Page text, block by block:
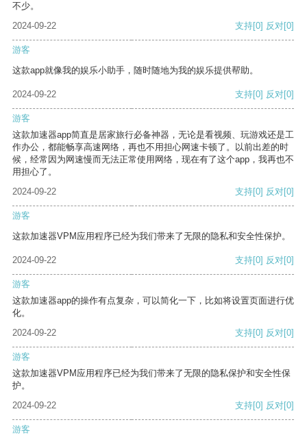
不少。
2024-09-22
支持[0] 反对[0]
游客
这款app就像我的娱乐小助手，随时随地为我的娱乐提供帮助。
2024-09-22 支持[0] 反对[0]
游客
这款加速器app简直是居家旅行必备神器，无论是看视频、玩游戏还是工
作办公，都能畅享高速网络，再也不用担心网速卡顿了。以前出差的时
候，经常因为网速慢而无法正常使用网络，现在有了这个app，我再也不
用担心了。
2024-09-22
支持[0] 反对[0]
游客
这款加速器VPM应用程序已经为我们带来了无限的隐私和安全性保护。
2024-09-22 支持[0] 反对[0]
游客
这款加速器app的操作有点复杂，可以简化一下，比如将设置页面进行优
化。
2024-09-22
支持[0] 反对[0]
游客
这款加速器VPM应用程序已经为我们带来了无限的隐私保护和安全性保
护。
2024-09-22
支持[0] 反对[0]
游客